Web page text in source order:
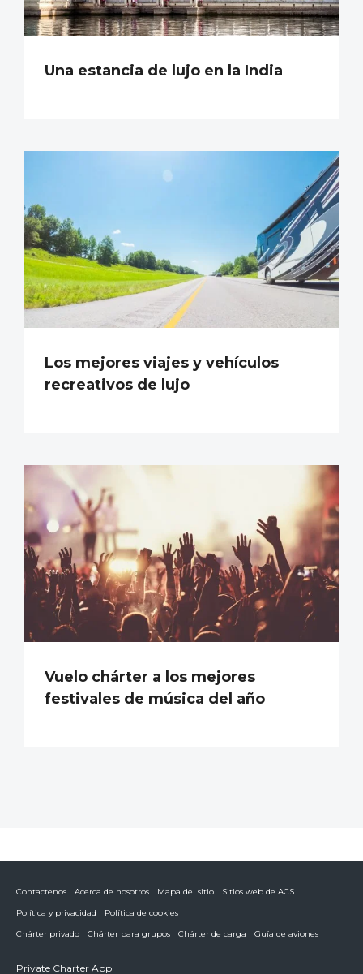
Una estancia de lujo en la India
Los mejores viajes y vehículos
recreativos de lujo
Vuelo chárter a los mejores
festivales de música del año
Contactenos Acerca de nosotros Mapa del sitio
Sitios web de ACS
Política y privacidad
Política de cookies
Chárter privado
Chárter para grupos Chárter de carga Guía de aviones
Private Charter App